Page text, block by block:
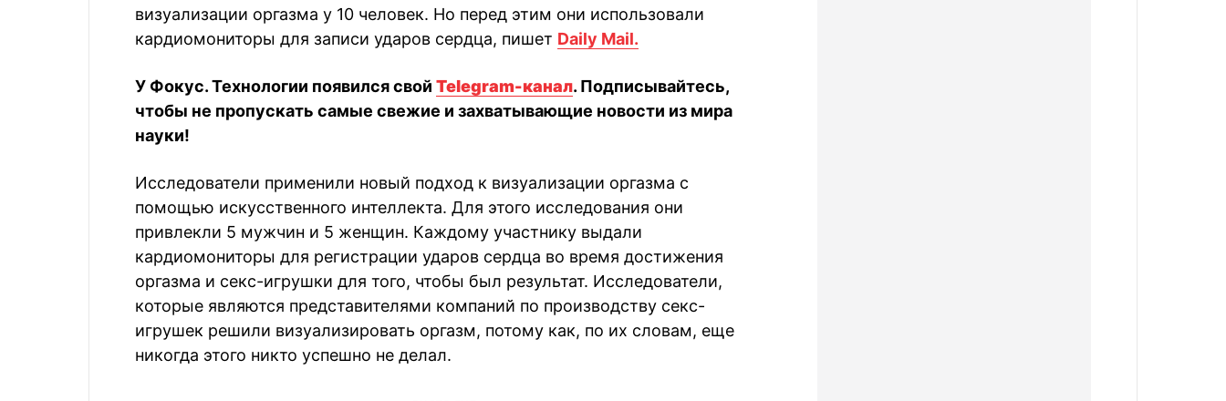
визуализации оргазма у 10 человек. Но перед этим они использовали
кардиомониторы для записи ударов сердца, пишет Daily Mail.
У Фокус. Технологии появился свой Telegram-канал. Подписывайтесь,
чтобы не пропускать самые свежие и захватывающие новости из мира
науки!
Исследователи применили новый подход к визуализации оргазма с
помощью искусственного интеллекта. Для этого исследования они
привлекли 5 мужчин и 5 женщин. Каждому участнику выдали
кардиомониторы для регистрации ударов сердца во время достижения
оргазма и секс-игрушки для того, чтобы был результат. Исследователи,
которые являются представителями компаний по производству секс-
игрушек решили визуализировать оргазм, потому как, по их словам, еще
никогда этого никто успешно не делал.